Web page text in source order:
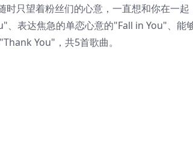
只望着粉丝们的心意，一直想和你在一起
表达焦急的单恋心意的"Fall in You"、能
You"，共5首歌曲。